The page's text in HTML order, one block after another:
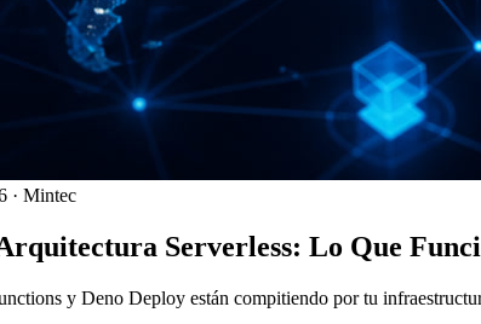
· Mintec
Serverless: Lo Que
y Deno Deploy están compitiendo por tu